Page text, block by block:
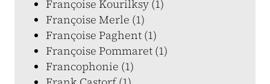
Françoise Kourilksy (1)
Françoise Merle (1)
Françoise Paghent (1)
Françoise Pommaret (1)
Francophonie (1)